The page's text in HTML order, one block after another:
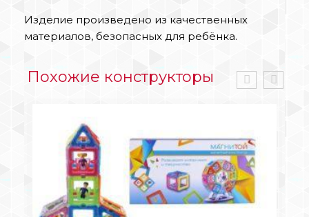
Изделие произведено из качественных
материалов, безопасных для ребёнка.
Похожие конструкторы